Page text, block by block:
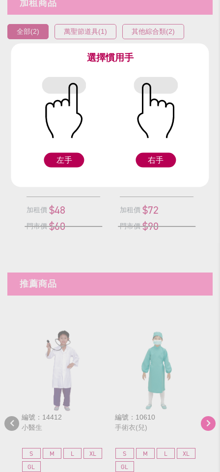
加租商品
全部(2) 萬聖節道具(1) 其他綜合類(2)
編號：9909
加租價 $48
門市價 $60
編號：95211
加租價 $72
門市價 $90
推薦商品
編號：14412
小醫生
S M L
XL
GL
編號：10610
手術衣(兒)
S M L
XL
GL
編
小
選擇慣用手
左手 右手